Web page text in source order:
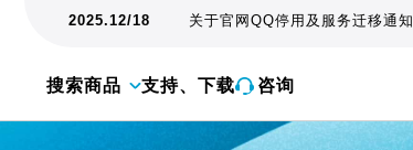
2025.12/18 关于官网QQ停用及服务迁移通知
搜索商品 支持、下载 咨询